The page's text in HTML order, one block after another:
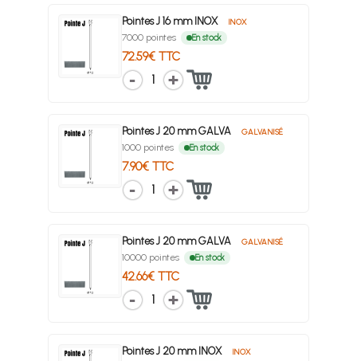
Pointes J 16 mm INOX INOX
7000 pointes En stock
72.59€ TTC
1
Pointes J 20 mm GALVA GALVANISÉ
1000 pointes En stock
7.90€ TTC
1
Pointes J 20 mm GALVA GALVANISÉ
10000 pointes En stock
42.66€ TTC
1
Pointes J 20 mm INOX INOX